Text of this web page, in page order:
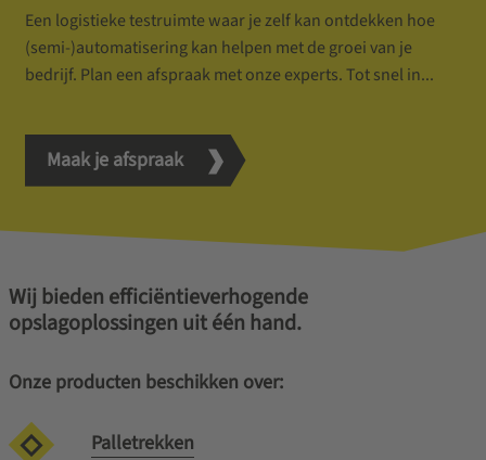
Een logistieke testruimte waar je zelf kan ontdekken hoe
(semi-)automatisering kan helpen met de groei van je
bedrijf. Plan een afspraak met onze experts. Tot snel in...
Maak je afspraak
Wij bieden efficiëntieverhogende
opslagoplossingen uit één hand.
Onze producten beschikken over:
Palletrekken